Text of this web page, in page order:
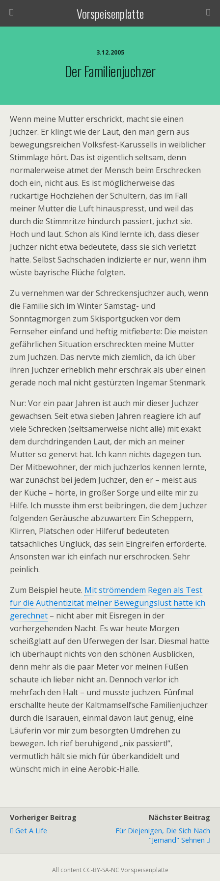
Vorspeisenplatte
3.12.2005
Der Familienjuchzer
Wenn meine Mutter erschrickt, macht sie einen
Juchzer. Er klingt wie der Laut, den man gern aus
bewegungsreichen Volksfest-Karussells in weiblicher
Stimmlage hört. Das ist eigentlich seltsam, denn
normalerweise atmet der Mensch beim Erschrecken
doch ein, nicht aus. Es ist möglicherweise das
ruckartige Hochziehen der Schultern, das im Fall
meiner Mutter die Luft hinauspresst, und weil das
durch die Stimmritze hindurch passiert, juchzt sie.
Hoch und laut. Schon als Kind lernte ich, dass dieser
Juchzer nicht etwa bedeutete, dass sie sich verletzt
hatte. Selbst Sachschaden indizierte er nur, wenn ihm
wüste bayrische Flüche folgten.
Zu vernehmen war der Schreckensjuchzer auch, wenn
die Familie sich im Winter Samstag- und
Sonntagmorgen zum Skisportgucken vor dem
Fernseher einfand und heftig mitfieberte: Die meisten
gefährlichen Situation erschreckten meine Mutter
zum Juchzen. Das nervte mich ziemlich, da ich über
ihren Juchzer erheblich mehr erschrak als über einen
gerade noch mal nicht gestürzten Ingemar Stenmark.
Nur: Vor ein paar Jahren ist auch mir dieser Juchzer
gewachsen. Seit etwa sieben Jahren reagiere ich auf
viele Schrecken (seltsamerweise nicht alle) mit exakt
dem durchdringenden Laut, der mich an meiner
Mutter so genervt hat. Ich kann nichts dagegen tun.
Der Mitbewohner, der mich juchzerlos kennen lernte,
war zunächst bei jedem Juchzer, den er – meist aus
der Küche – hörte, in großer Sorge und eilte mir zu
Hilfe. Ich musste ihm erst beibringen, die dem Juchzer
folgenden Geräusche abzuwarten: Ein Scheppern,
Klirren, Platschen oder Hilferuf bedeuteten
tatsächliches Unglück, das sein Eingreifen erforderte.
Ansonsten war ich einfach nur erschrocken. Sehr
peinlich.
Zum Beispiel heute. Mit strömendem Regen als Test
für die Authentizität meiner Bewegungslust hatte ich
gerechnet – nicht aber mit Eisregen in der
vorhergehenden Nacht. Es war heute Morgen
scheißglatt auf den Uferwegen der Isar. Diesmal hatte
ich überhaupt nichts von den schönen Ausblicken,
denn mehr als die paar Meter vor meinen Füßen
schaute ich lieber nicht an. Dennoch verlor ich
mehrfach den Halt – und musste juchzen. Fünfmal
erschallte heute der Kaltmamsell’sche Familienjuchzer
durch die Isarauen, einmal davon laut genug, eine
Läuferin vor mir zum besorgten Umdrehen zu
bewegen. Ich rief beruhigend „nix passiert!“,
vermutlich hält sie mich für überkandidelt und
wünscht mich in eine Aerobic-Halle.
Vorheriger Beitrag
Get A Life
Nächster Beitrag
Für Diejenigen, Die Sich Nach
"jemand" Sehnen
All content CC-BY-SA-NC Vorspeisenplatte